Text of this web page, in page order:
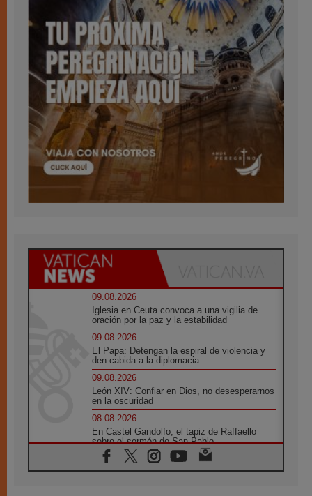
09.08.2026
Iglesia en Ceuta convoca a una vigilia de
oración por la paz y la estabilidad
09.08.2026
El Papa: Detengan la espiral de violencia y
den cabida a la diplomacia
09.08.2026
León XIV: Confiar en Dios, no desesperarnos
en la oscuridad
08.08.2026
En Castel Gandolfo, el tapiz de Raffaello
sobre el sermón de San Pablo
08.08.2026
En Colombia, «la paz no se compra con una